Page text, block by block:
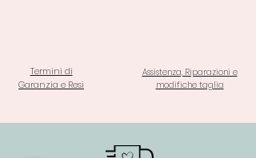
Termini di
Garanzia e Resi
Assistenza, Riparazioni e
modifiche taglia